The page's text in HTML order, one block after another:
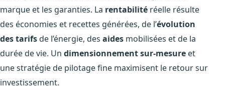
marque et les garanties. La rentabilité réelle résulte
des économies et recettes générées, de l’évolution
des tarifsde l’énergie, des aides mobilisées et de la
durée de vie. Un dimensionnement sur-mesure et
une stratégie de pilotage fine maximisent le retour sur
investissement.